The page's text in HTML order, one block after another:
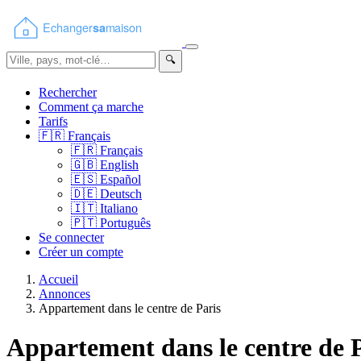
🔍
Rechercher
Comment ça marche
Tarifs
🇫🇷 Français
🇫🇷 Français
🇬🇧 English
🇪🇸 Español
🇩🇪 Deutsch
🇮🇹 Italiano
🇵🇹 Português
Se connecter
Créer un compte
Accueil
Annonces
Appartement dans le centre de Paris
Appartement dans le centre de